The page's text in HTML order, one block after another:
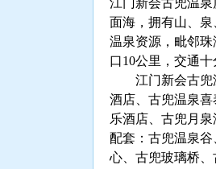
江门新会古兜温
面海，拥有山、
温泉资源，毗邻
口10公里，交通十
江门新会古兜温
酒店、古兜温泉
乐酒店、古兜月
配套：古兜温泉
心、古兜玻璃桥